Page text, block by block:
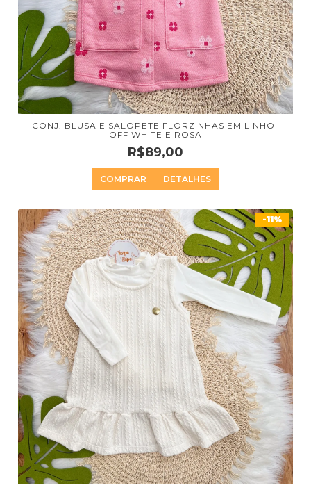
CONJ. BLUSA E SALOPETE FLORZINHAS EM LINHO-
OFF WHITE E ROSA
R$89,00
COMPRAR DETALHES
-11%